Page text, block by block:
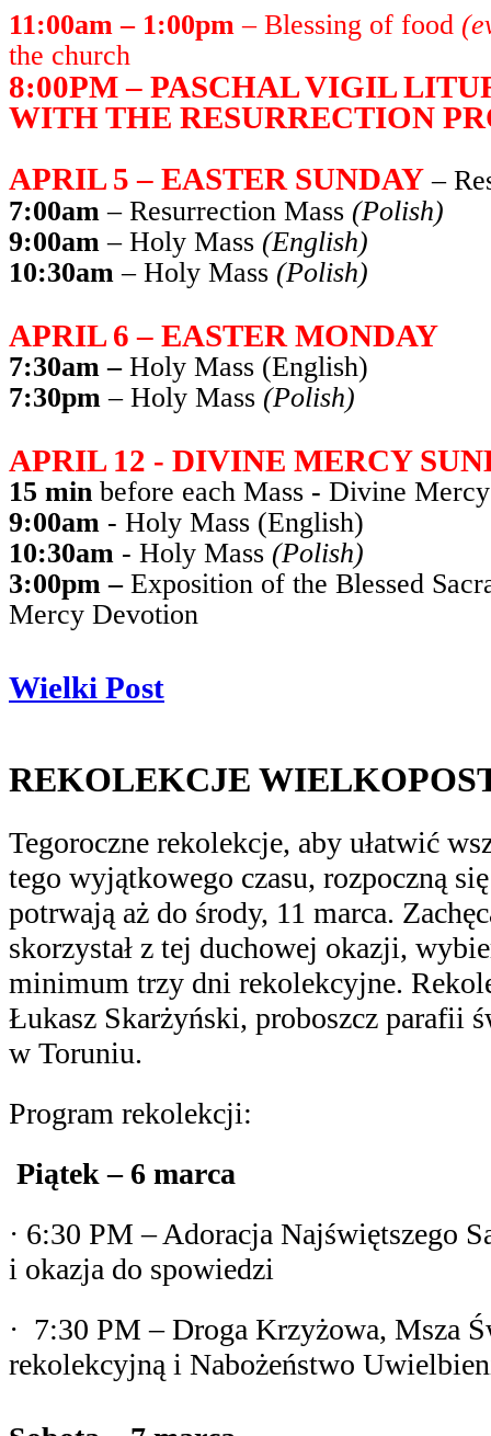
11:00am – 1:00pm– Blessing of food
the church
8:00PM – PASCHAL VIGIL
WITH THE RESURRECTION
APRIL 5 – EASTER SUNDAY –
7:00am– Resurrection Mass (Polish)
9:00am– Holy Mass (English)
10:30am– Holy Mass (Polish)
APRIL 6 – EASTER MONDAY
7:30am – Holy Mass (English)
7:30pm– Holy Mass (Polish)
APRIL 12 - DIVINE MERCY
15 min before each Mass - Divine
9:00am - Holy Mass (English)
10:30am - Holy Mass (Polish)
3:00pm – Exposition of the Blessed
Mercy Devotion
Wielki Post
REKOLEKCJE
Tegoroczne rekolekcje, aby ułatwić
tego wyjątkowego czasu, rozpoczną
potrwają aż do środy, 11 marca.
skorzystał z tej duchowej okazji,
minimum trzy dni rekolekcyjne.
Łukasz Skarżyński, proboszcz parafii
w Toruniu.
Program rekolekcji:
Piątek – 6 marca
· 6:30 PM – Adoracja Najświętszego
i okazja do spowiedzi
· 7:30 PM – Droga Krzyżowa, Msza
rekolekcyjną i Nabożeństwo